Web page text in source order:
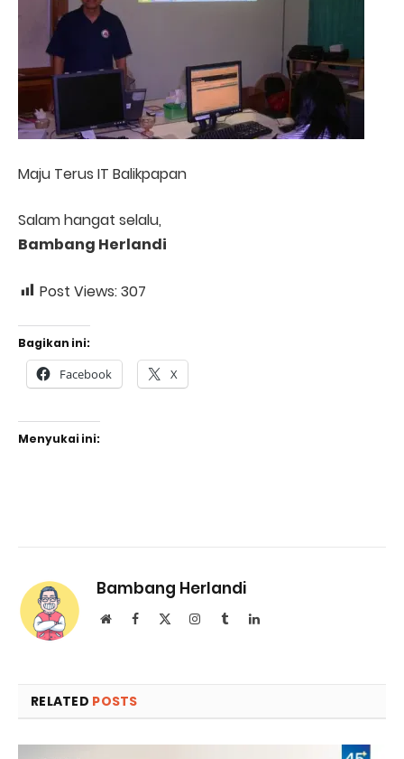
Maju Terus IT Balikpapan
Salam hangat selalu,
Bambang Herlandi
Post Views:307
Bagikan ini:
Facebook X
Menyukai ini:
Bambang Herlandi
WebsiteFacebook Instagram
TumblrLinkedIn
RELATED POSTS